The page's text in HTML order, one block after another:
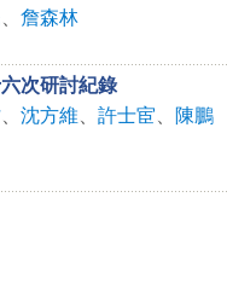
詹森林
次研討紀錄
、 沈方維 許士宦
陳鵬